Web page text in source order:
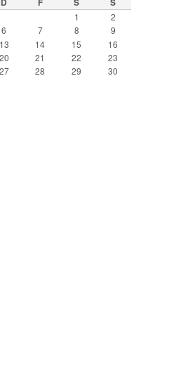
1
2
6 7 8
9
13 14 15
16
20 21 22
23
27 28 29
30